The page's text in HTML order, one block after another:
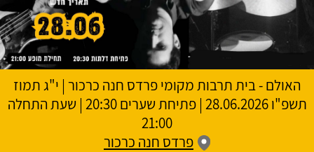
האולם - בית תרבות מקומי פרדס חנה כרכור | י"ג תמוז
תשפ"ו
28.06.2026 | פתיחת שערים 20:30 | שעת התחלה
21:00
פרדס חנה כרכור